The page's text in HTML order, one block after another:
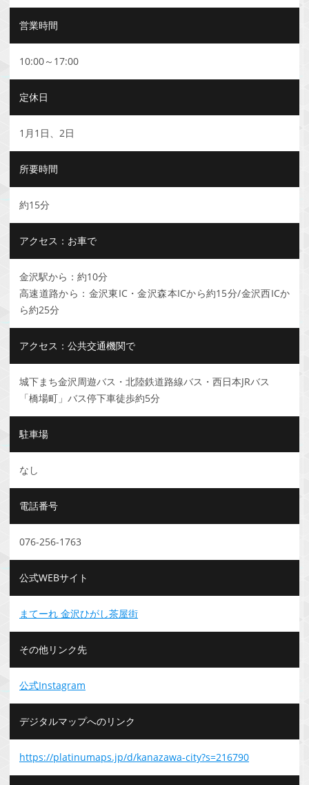
営業時間
10:00～17:00
定休日
1月1日、2日
所要時間
約15分
アクセス：お車で
金沢駅から：約10分
高速道路から：金沢東IC・金沢森本ICから約15分/金沢西ICか
ら約25分
アクセス：公共交通機関で
城下まち金沢周遊バス・北陸鉄道路線バス・西日本JRバス
「橋場町」バス停下車徒歩約5分
駐車場
なし
電話番号
076-256-1763
公式WEBサイト
まてーれ 金沢ひがし茶屋街
その他リンク先
公式Instagram
デジタルマップへのリンク
https://platinumaps.jp/d/kanazawa-city?s=216790